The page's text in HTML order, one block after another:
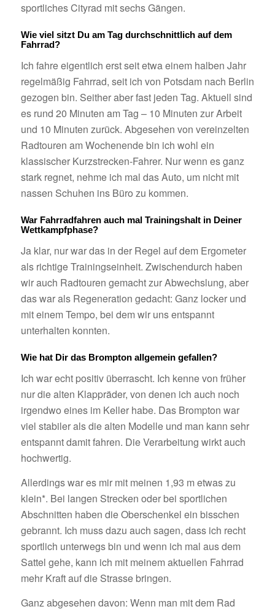
sportliches Cityrad mit sechs Gängen.
Wie viel sitzt Du am Tag durchschnittlich auf dem
Fahrrad?
Ich fahre eigentlich erst seit etwa einem halben Jahr
regelmäßig Fahrrad, seit ich von Potsdam nach Berlin
gezogen bin. Seither aber fast jeden Tag. Aktuell sind
es rund 20 Minuten am Tag – 10 Minuten zur Arbeit
und 10 Minuten zurück. Abgesehen von vereinzelten
Radtouren am Wochenende bin ich wohl ein
klassischer Kurzstrecken-Fahrer. Nur wenn es ganz
stark regnet, nehme ich mal das Auto, um nicht mit
nassen Schuhen ins Büro zu kommen.
War Fahrradfahren auch mal Trainingshalt in Deiner
Wettkampfphase?
Ja klar, nur war das in der Regel auf dem Ergometer
als richtige Trainingseinheit. Zwischendurch haben
wir auch Radtouren gemacht zur Abwechslung, aber
das war als Regeneration gedacht: Ganz locker und
mit einem Tempo, bei dem wir uns entspannt
unterhalten konnten.
Wie hat Dir das Brompton allgemein gefallen?
Ich war echt positiv überrascht. Ich kenne von früher
nur die alten Klappräder, von denen ich auch noch
irgendwo eines im Keller habe. Das Brompton war
viel stabiler als die alten Modelle und man kann sehr
entspannt damit fahren. Die Verarbeitung wirkt auch
hochwertig.
Allerdings war es mir mit meinen 1,93 m etwas zu
klein*. Bei langen Strecken oder bei sportlichen
Abschnitten haben die Oberschenkel ein bisschen
gebrannt. Ich muss dazu auch sagen, dass ich recht
sportlich unterwegs bin und wenn ich mal aus dem
Sattel gehe, kann ich mit meinem aktuellen Fahrrad
mehr Kraft auf die Strasse bringen.
Ganz abgesehen davon: Wenn man mit dem Rad